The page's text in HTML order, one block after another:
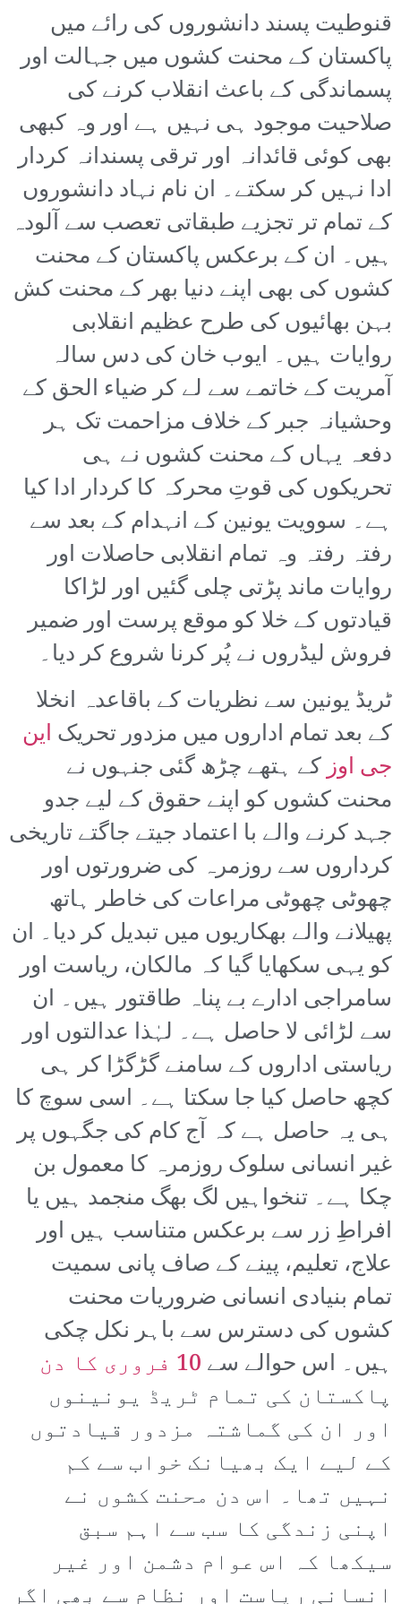
قنوطیت پسند دانشوروں کی رائے میں
پاکستان کے محنت کشوں میں جہالت اور
پسماندگی کے باعث انقلاب کرنے کی
صلاحیت موجود ہی نہیں ہے اور وہ کبھی
بھی کوئی قائدانہ اور ترقی پسندانہ کردار
ادا نہیں کر سکتے۔ ان نام نہاد دانشوروں
کے تمام تر تجزیے طبقاتی تعصب سے آلودہ
ہیں۔ ان کے برعکس پاکستان کے محنت
کشوں کی بھی اپنے دنیا بھر کے محنت کش
بہن بھائیوں کی طرح عظیم انقلابی
روایات ہیں۔ ایوب خان کی دس سالہ
آمریت کے خاتمے سے لے کر ضیاء الحق کے
وحشیانہ جبر کے خلاف مزاحمت تک ہر
دفعہ یہاں کے محنت کشوں نے ہی
تحریکوں کی قوتِ محرکہ کا کردار ادا کیا
ہے۔ سوویت یونین کے انہدام کے بعد سے
رفتہ رفتہ وہ تمام انقلابی حاصلات اور
روایات ماند پڑتی چلی گئیں اور لڑاکا
قیادتوں کے خلا کو موقع پرست اور ضمیر
فروش لیڈروں نے پُر کرنا شروع کر دیا۔
ٹریڈ یونین سے نظریات کے باقاعدہ انخلا
کے بعد تمام اداروں میں مزدور تحریک این
جی اوزکے ہتھے چڑھ گئی جنہوں نے
محنت کشوں کو اپنے حقوق کے لیے جدو
جہد کرنے والے با اعتماد جیتے جاگتے تاریخی
کرداروں سے روزمرہ کی ضرورتوں اور
چھوٹی چھوٹی مراعات کی خاطر ہاتھ
پھیلانے والے بھکاریوں میں تبدیل کر دیا۔ ان
کو یہی سکھایا گیا کہ مالکان، ریاست اور
سامراجی ادارے بے پناہ طاقتور ہیں۔ ان
سے لڑائی لا حاصل ہے۔ لہٰذا عدالتوں اور
ریاستی اداروں کے سامنے گڑگڑا کر ہی
کچھ حاصل کیا جا سکتا ہے۔ اسی سوچ کا
ہی یہ حاصل ہے کہ آج کام کی جگہوں پر
غیر انسانی سلوک روزمرہ کا معمول بن
چکا ہے۔ تنخواہیں لگ بھگ منجمد ہیں یا
افراطِ زر سے برعکس متناسب ہیں اور
علاج، تعلیم، پینے کے صاف پانی سمیت
تمام بنیادی انسانی ضروریات محنت
کشوں کی دسترس سے باہر نکل چکی
ہیں۔ اس حوالے سے10 فروری کا دن
پاکستان کی تمام ٹریڈ یونینوں
اور ان کی گماشتہ مزدور قیادتوں
کے لیے ایک بھیانک خواب سے کم
نہیں تھا۔ اس دن محنت کشوں نے
اپنی زندگی کا سب سے اہم سبق
سیکھا کہ اس عوام دشمن اور غیر